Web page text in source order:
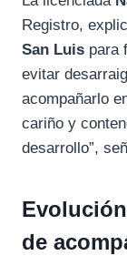
Registro,
San Luis para
evitar
acompañarlo
cariño y
desarrollo”,
de